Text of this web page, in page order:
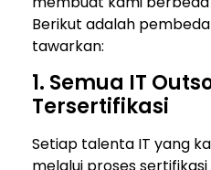
Berikut adalah
tawarkan:
1. Semua IT
Tersertifikasi
Setiap talenta IT yang
melalui proses